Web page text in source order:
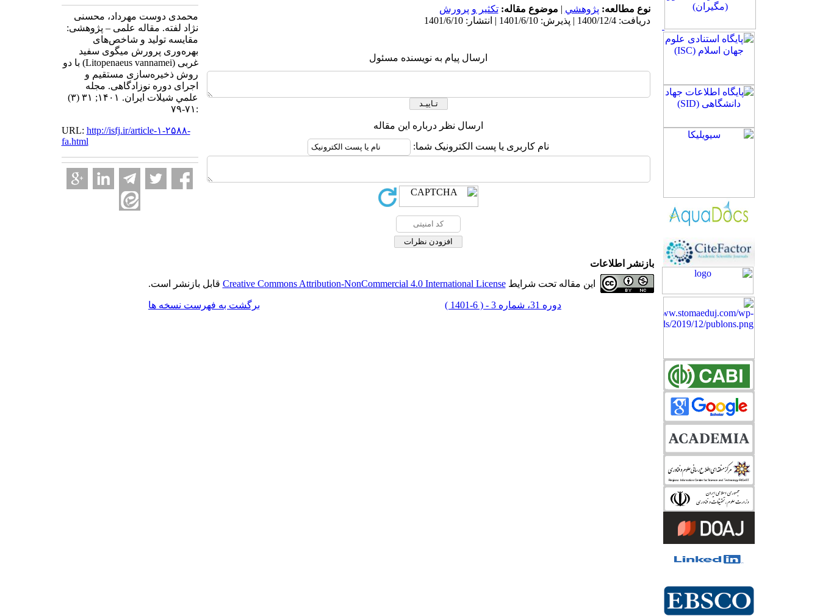
نوع مطالعه: پژوهشي | موضوع مقاله:تكثير و پرورش
دریافت: 1400/12/4 | پذیرش: 1401/6/10 | انتشار: 1401/6/10
ارسال پیام به نویسنده مسئول
ارسال نظر درباره این مقاله
نام کاربری یا پست الکترونیک شما:
محمدی دوست مهرداد، محسنی
نژاد لفته. مقاله علمی – پژوهشی:‌
مقایسه تولید و شاخص‌های
بهره‌وری پرورش میگوی سفید
غربی (Litopenaeus vannamei) با دو
روش ذخیره‌سازی مستقیم و
اجرای دوره نوزادگاهی. مجله
علمي شيلات ايران. ۱۴۰۱; ۳۱ (۳)
:۷۱-۷۹
URL: http://isfj.ir/article-۱-۲۵۸۸-
fa.html
بازنشر اطلاعات
این مقاله تحت شرایطCreative Commons Attribution-NonCommercial 4.0 International License قابل بازنشر است.
دوره 31، شماره 3 - ( 6-1401 ) برگشت به فهرست نسخه ها